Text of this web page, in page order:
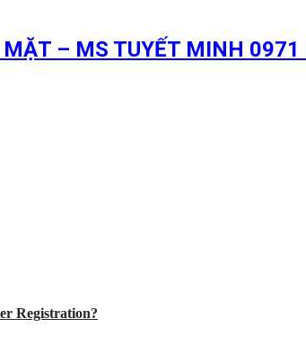
– MS TUYẾT MINH
Registration?